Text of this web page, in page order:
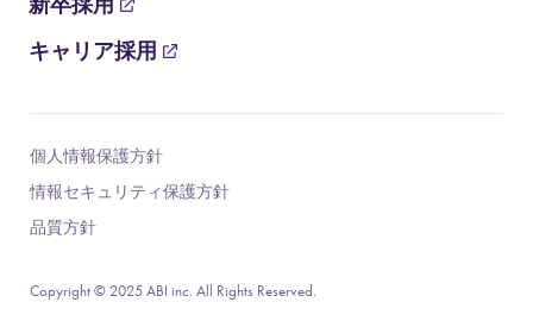
キャリア採用
個人情報保護方針
情報セキュリティ保護方針
品質方針
Copyright © 2025 ABI inc. All Rights Reserved.